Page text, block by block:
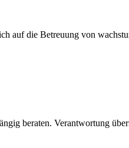
auf die Betreuung von
beraten. Verantwortung